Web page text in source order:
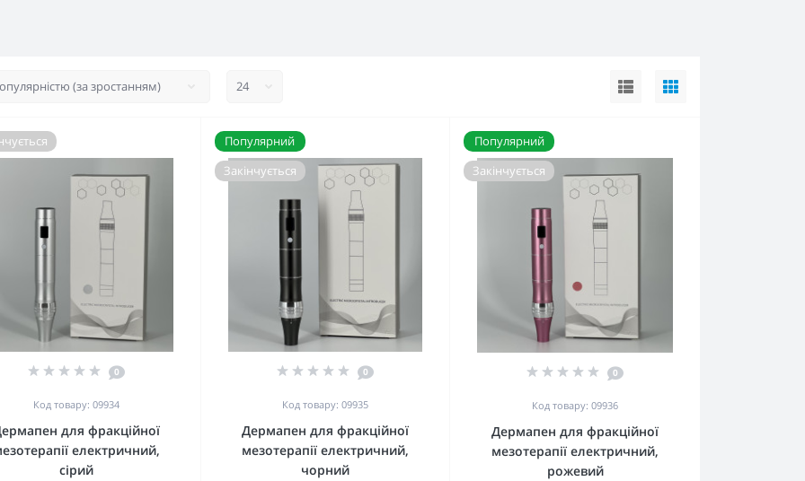
0
Код товару: 09934
для фракційної
електричний,
сірий
Популярний
Закінчується
0
Код товару: 09935
Дермапен для фракційної
мезотерапії електричний,
чорний
Популярний
Закінчується
0
Код товару: 09936
Дермапен для фракційної
мезотерапії електричний,
рожевий